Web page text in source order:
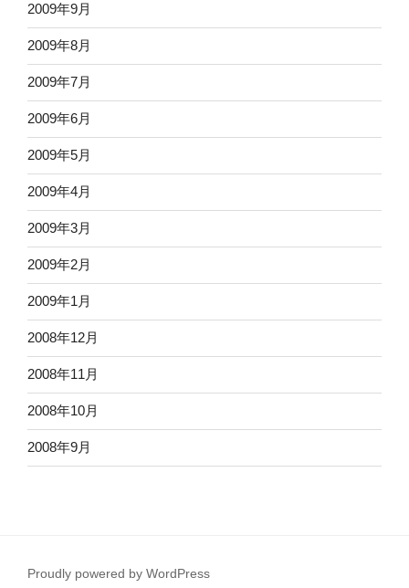
2009年9月
2009年8月
2009年7月
2009年6月
2009年5月
2009年4月
2009年3月
2009年2月
2009年1月
2008年12月
2008年11月
2008年10月
2008年9月
Proudly powered by WordPress